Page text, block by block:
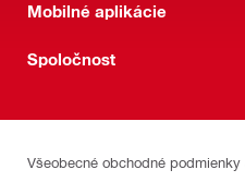
Mobilné aplikácie
Spoločnost
Všeobecné obchodné